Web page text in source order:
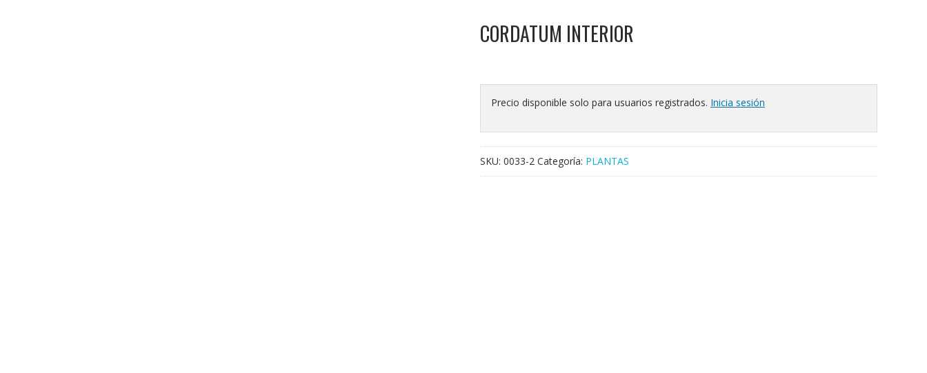
CORDATUM INTERIOR
Precio disponible solo para usuarios registrados. Inicia sesión
SKU: 0033-2 Categoría: PLANTAS